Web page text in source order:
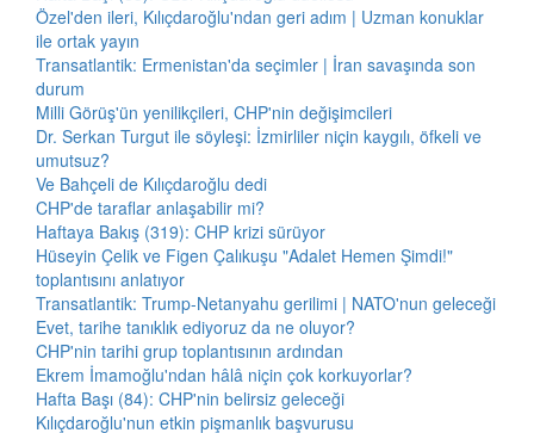
Özel'den ileri, Kılıçdaroğlu'ndan geri adım | Uzman konuklar
ile ortak yayın
Transatlantik: Ermenistan'da seçimler | İran savaşında son
durum
Milli Görüş'ün yenilikçileri, CHP'nin değişimcileri
Dr. Serkan Turgut ile söyleşi: İzmirliler niçin kaygılı, öfkeli ve
umutsuz?
Ve Bahçeli de Kılıçdaroğlu dedi
CHP'de taraflar anlaşabilir mi?
Haftaya Bakış (319): CHP krizi sürüyor
Hüseyin Çelik ve Figen Çalıkuşu "Adalet Hemen Şimdi!"
toplantısını anlatıyor
Transatlantik: Trump-Netanyahu gerilimi | NATO'nun geleceği
Evet, tarihe tanıklık ediyoruz da ne oluyor?
CHP'nin tarihi grup toplantısının ardından
Ekrem İmamoğlu'ndan hâlâ niçin çok korkuyorlar?
Hafta Başı (84): CHP'nin belirsiz geleceği
Kılıçdaroğlu'nun etkin pişmanlık başvurusu